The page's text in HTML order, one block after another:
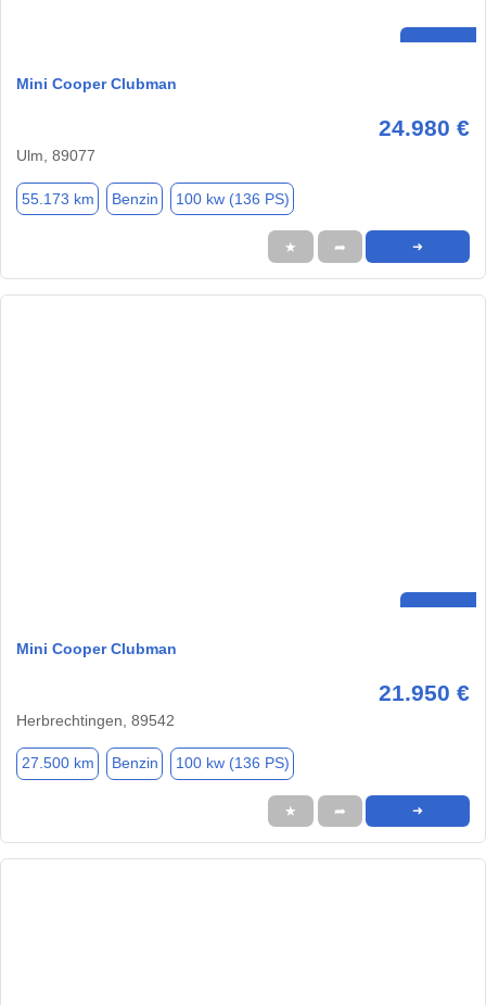
Mini Cooper Clubman
24.980 €
Ulm, 89077
55.173 km Benzin 100 kw (136 PS)
★ ➦ ➜
Mini Cooper Clubman
21.950 €
Herbrechtingen, 89542
27.500 km Benzin 100 kw (136 PS)
★ ➦ ➜